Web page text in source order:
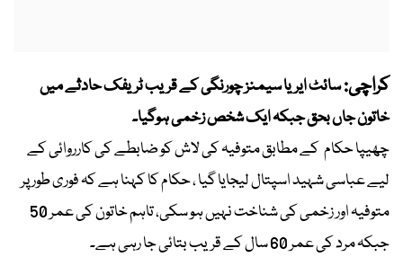
کراچی:سائٹ ایریا سیمنز چورنگی کے قریب ٹریفک حادثے میں
خاتون جاں بحق جبکہ ایک شخص زخمی ہوگیا۔
چھیپا حکام کے مطابق متوفیہ کی لاش کو ضابطے کی کارروائی کے
لیے عباسی شہید اسپتال لیجایا گیا ، حکام کا کہنا ہے کہ فوری طور پر
متوفیہ اور زخمی کی شناخت نہیں ہو سکی، تاہم خاتون کی عمر 50
جبکہ مرد کی عمر 60 سال کے قریب بتائی جا رہی ہے۔